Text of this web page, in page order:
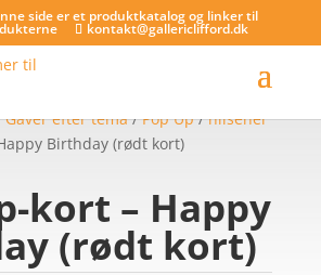
side er et produktkatalog og linker til
kontakt@gallericlifford.dk
Gaver efter tema/Pop Up/hilsener
Birthday (rødt kort)
kort – Happy
(rødt kort)